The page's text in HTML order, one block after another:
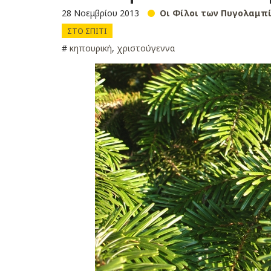
28 Νοεμβρίου 2013 Οι Φίλοι των
ΣΤΟ ΣΠΙΤΙ
# κηπουρική, χριστούγεννα